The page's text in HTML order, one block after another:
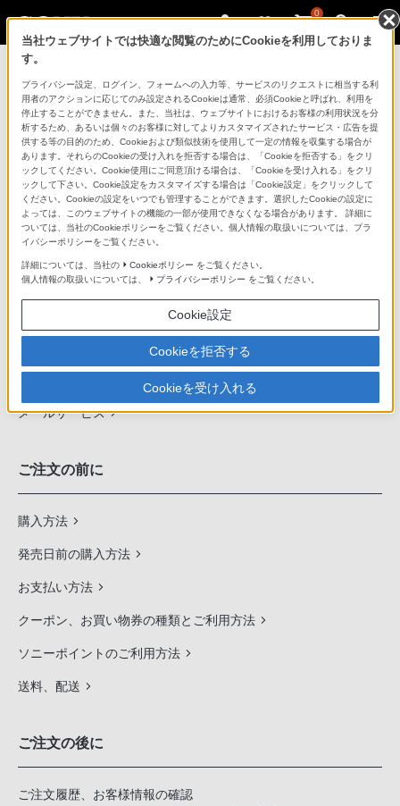
0
ソニーストアのご利用ガイド
ご利用ガイドでは、ソニーストアのご利用方法・サービ
スに関しまとめてご案内しております。
ご利用の前に
ソニーストア 店舗のご案内
ソニーショップ（ソニーストア取次店）のご案内
ソニーストアの特典・サービス
（長期保証、下取サービス、設置・設定サービスなど）
定期クーポンのプレゼントについて
メールサービス
ご注文の前に
購入方法
発売日前の購入方法
お支払い方法
クーポン、お買い物券の種類とご利用方法
ソニーポイントのご利用方法
送料、配送
ご注文の後に
ご注文履歴、お客様情報の確認
当社ウェブサイトでは快適な閲覧のためにCookieを利用しておりま
す。
プライバシー設定、ログイン、フォームへの入力等、サービスのリクエストに相当する利
用者のアクションに応じてのみ設定されるCookieは通常、必須Cookieと呼ばれ、利用を
停止することができません。また、当社は、ウェブサイトにおけるお客様の利用状況を分
析するため、あるいは個々のお客様に対してよりカスタマイズされたサービス・広告を提
供する等の目的のため、Cookieおよび類似技術を使用して一定の情報を収集する場合が
あります。それらのCookieの受け入れを拒否する場合は、「Cookieを拒否する」をクリ
ックしてください。Cookie使用にご同意頂ける場合は、「Cookieを受け入れる」をクリ
ックして下さい。Cookie設定をカスタマイズする場合は「Cookie設定」をクリックして
ください。Cookieの設定をいつでも管理することができます。選択したCookieの設定に
よっては、このウェブサイトの機能の一部が使用できなくなる場合があります。 詳細に
ついては、当社のCookieポリシーをご覧ください。個人情報の取扱いについては、プラ
イバシーポリシーをご覧ください。
詳細については、当社の Cookieポリシー をご覧ください。
個人情報の取扱いについては、
プライバシーポリシー をご覧ください。
Cookie設定
Cookieを拒否する
Cookieを受け入れる